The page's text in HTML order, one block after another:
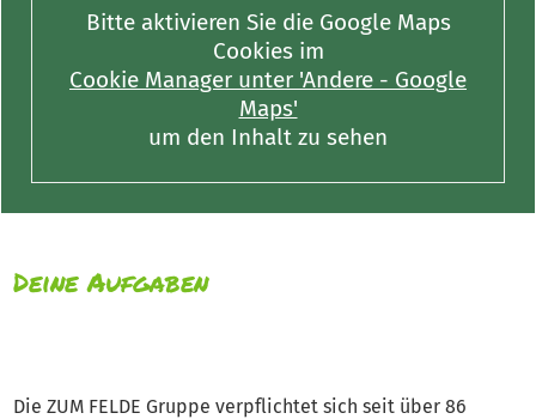
Bitte aktivieren Sie die Google Maps
Cookies im
Cookie Manager unter 'Andere - Google
Maps'
um den Inhalt zu sehen
Deine Aufgaben
Die ZUM FELDE Gruppe verpflichtet sich seit über 86